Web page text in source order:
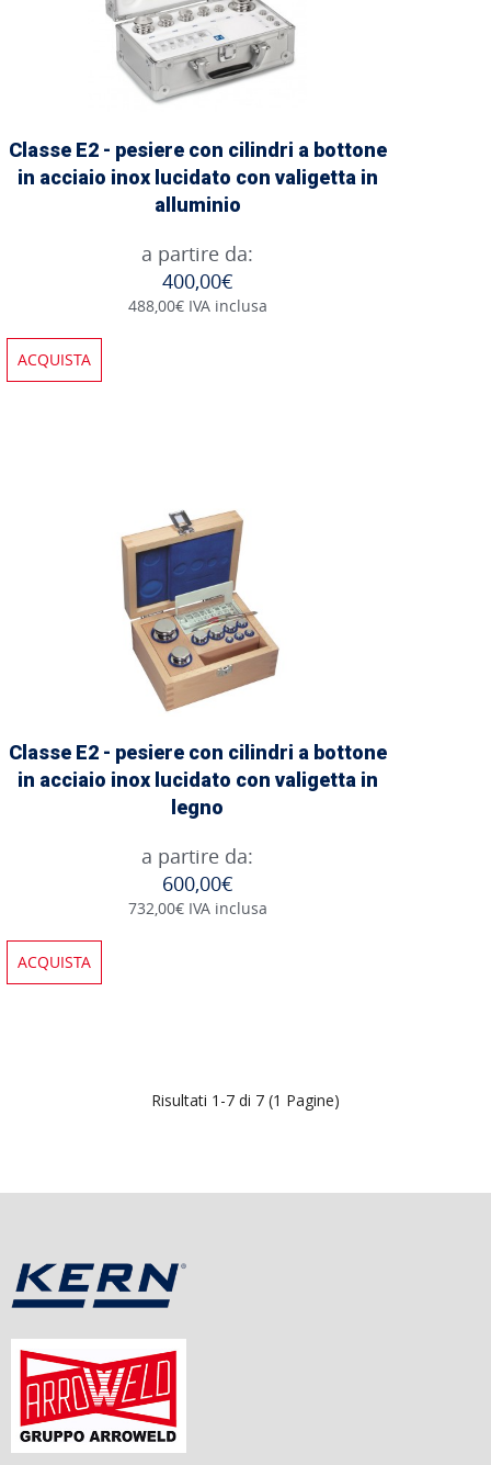
Classe E2 - pesiere con cilindri a bottone
in acciaio inox lucidato con valigetta in
alluminio
a partire da:
400,00€
488,00€ IVA inclusa
ACQUISTA
Classe E2 - pesiere con cilindri a bottone
in acciaio inox lucidato con valigetta in
legno
a partire da:
600,00€
732,00€ IVA inclusa
ACQUISTA
Risultati 1-7 di 7 (1 Pagine)